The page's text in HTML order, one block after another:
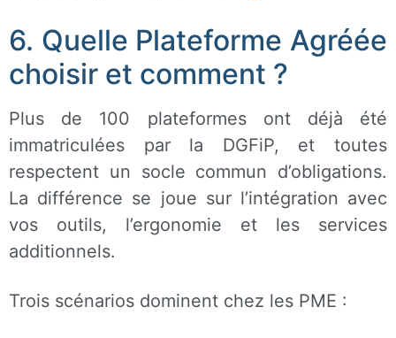
6. Quelle Plateforme Agréée
choisir et comment ?
Plus de 100 plateformes ont déjà été
immatriculées par la DGFiP, et toutes
respectent un socle commun d’obligations.
La différence se joue sur l’intégration avec
vos outils, l’ergonomie et les services
additionnels.
Trois scénarios dominent chez les PME :